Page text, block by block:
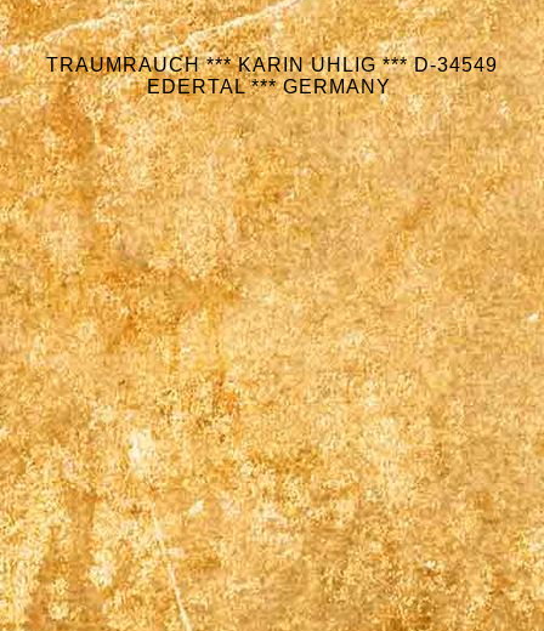
TRAUMRAUCH *** KARIN UHLIG *** D-34549
EDERTAL *** GERMANY